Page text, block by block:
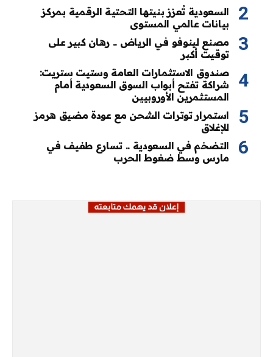
السعودية تُعزز بنيتها التحتية الرقمية بمركز
بيانات عالمي المستوى
مصنع لينوفو في الرياض .. رهان كبير على
توقيت أكبر
صندوق الاستثمارات العامة وستيت ستريت:
شراكة تفتح أبواب السوق السعودية أمام
المستثمرين الأوروبيين
استمرار توترات الشحن مع عودة مضيق هرمز
للإغلاق
التضخم في السعودية .. تسارع طفيف في
مارس وسط ضغوط الحرب